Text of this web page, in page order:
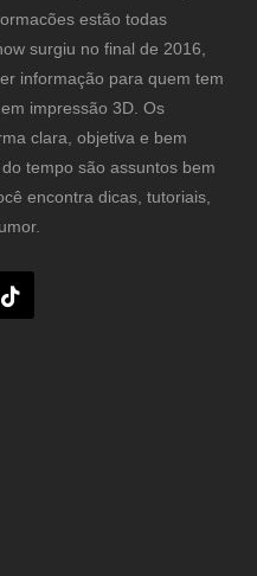
estão todas
surgiu no final de 2016,
informação para quem tem
impressão 3D. Os
clara, objetiva e bem
tempo são assuntos bem
encontra dicas, tutoriais,